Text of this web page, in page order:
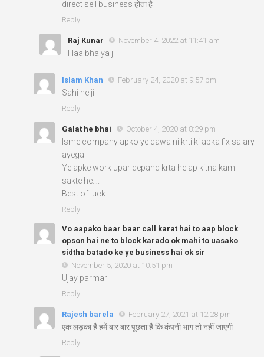
direct sell business होता है
Reply
Raj Kunar November 4, 2022 at 11:41 am
Haa bhaiya ji
Islam Khan February 24, 2020 at 9:57 pm
Sahi he ji
Reply
Galat he bhai October 4, 2020 at 8:29 pm
Isme company apko ye dawa ni krti ki apka fix salary
ayega
Ye apke work upar depand krta he ap kitna kam
sakte he….
Best of luck
Reply
Vo aapako baar baar call karat hai to aap block
opson hai ne to block karado ok mahi to uasako
sidtha batado ke ye business hai ok sir
November 5, 2020 at 10:51 pm
Ujay parmar
Reply
Rajesh barela February 27, 2021 at 12:28 pm
एक लड़का है हमें बार बार पूछता है कि कंपनी भाग तो नहीं जाएगी
Reply